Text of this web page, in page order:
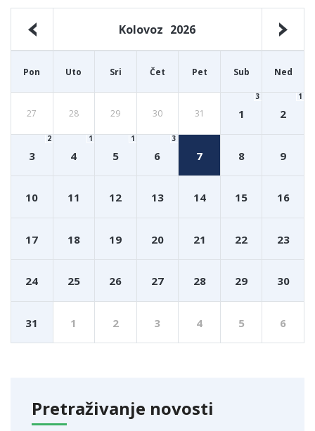
Kolovoz 2026
Pon Uto Sri Čet Pet Sub Ned
27 28 29 30 31 1
3
2
1
3
2
4
1
5
1
6
3
7 8 9
10 11 12 13 14 15 16
17 18 19 20 21 22 23
24 25 26 27 28 29 30
31 1 2 3 4 5 6
Pretraživanje novosti